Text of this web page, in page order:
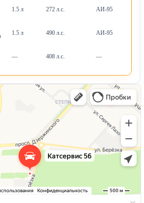
1.5 л 272 л.с. АИ-95
1.5 л 490 л.с. АИ-95
— 408 л.с. —